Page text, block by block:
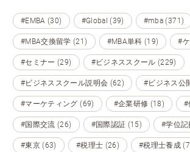
#EMBA (30) #Global (39) #mba (371)
#MBA交換留学 (21) #MBA単科 (19) #
#セミナー (29) #ビジネススクール (229)
#ビジネススクール説明会 (62) #ビジネス公
#マーケティング (69) #企業研修 (18) #
#国際交流 (26) #国際認証 (15) #学位
#東京 (63) #税理士 (26) #税理士養成